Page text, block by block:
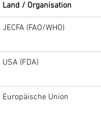
Land / Organisation
JECFA (FAO/WHO)
USA (FDA)
Europäische Union